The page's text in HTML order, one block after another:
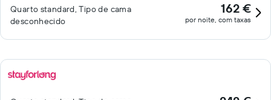
Quarto standard, Tipo de cama
desconhecido
162 €
por noite, com taxas